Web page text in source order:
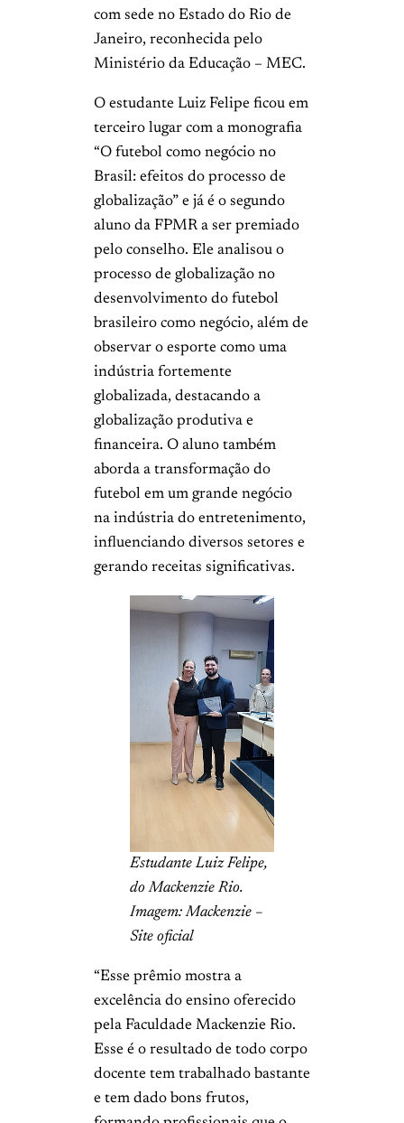
com sede no Estado do Rio de
Janeiro, reconhecida pelo
Ministério da Educação – MEC.
O estudante Luiz Felipe ficou em
terceiro lugar com a monografia
“O futebol como negócio no
Brasil: efeitos do processo de
globalização” e já é o segundo
aluno da FPMR a ser premiado
pelo conselho. Ele analisou o
processo de globalização no
desenvolvimento do futebol
brasileiro como negócio, além de
observar o esporte como uma
indústria fortemente
globalizada, destacando a
globalização produtiva e
financeira. O aluno também
aborda a transformação do
futebol em um grande negócio
na indústria do entretenimento,
influenciando diversos setores e
gerando receitas significativas.
Estudante Luiz Felipe,
do Mackenzie Rio.
Imagem: Mackenzie –
Site oficial
“Esse prêmio mostra a
excelência do ensino oferecido
pela Faculdade Mackenzie Rio.
Esse é o resultado de todo corpo
docente tem trabalhado bastante
e tem dado bons frutos,